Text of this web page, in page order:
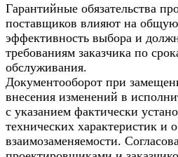
Гарантийные обязательства
поставщиков влияют на
эффективность выбора и
требованиям заказчика по
обслуживания.
Документооборот при
внесения изменений в
с указанием фактически
технических характеристик и
взаимозаменяемости.